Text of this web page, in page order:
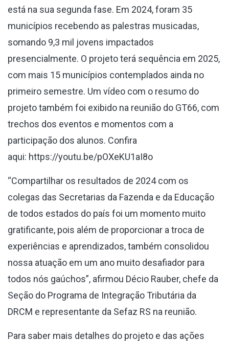
está na sua segunda fase. Em 2024, foram 35
municípios recebendo as palestras musicadas,
somando 9,3 mil jovens impactados
presencialmente. O projeto terá sequência em 2025,
com mais 15 municípios contemplados ainda no
primeiro semestre. Um vídeo com o resumo do
projeto também foi exibido na reunião do GT66, com
trechos dos eventos e momentos com a
participação dos alunos. Confira
aqui: https://youtu.be/pOXeKU1aI8o
“Compartilhar os resultados de 2024 com os
colegas das Secretarias da Fazenda e da Educação
de todos estados do país foi um momento muito
gratificante, pois além de proporcionar a troca de
experiências e aprendizados, também consolidou
nossa atuação em um ano muito desafiador para
todos nós gaúchos”, afirmou Décio Rauber, chefe da
Seção do Programa de Integração Tributária da
DRCM e representante da Sefaz RS na reunião.
Para saber mais detalhes do projeto e das ações